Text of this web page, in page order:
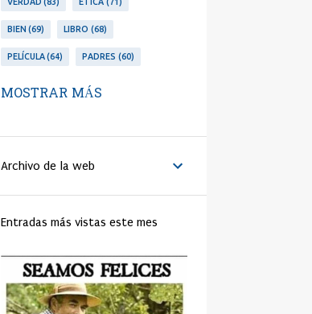
BIEN 69 LIBRO 68
PELÍCULA 64 PADRES 60
PERSONA
BENEDICTO XVI 44
MATRIMONIO 44
RELIGIÓN 41 FAMILIA 40
TRABAJO 40 JÓVENES 39
IGLESIA 37 MORAL 37
SHAKESPEARE 35 DINERO 35
MOSTRAR MÁS
Archivo de la web
Entradas más vistas este mes